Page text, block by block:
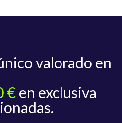
valorado en
€en exclusiva